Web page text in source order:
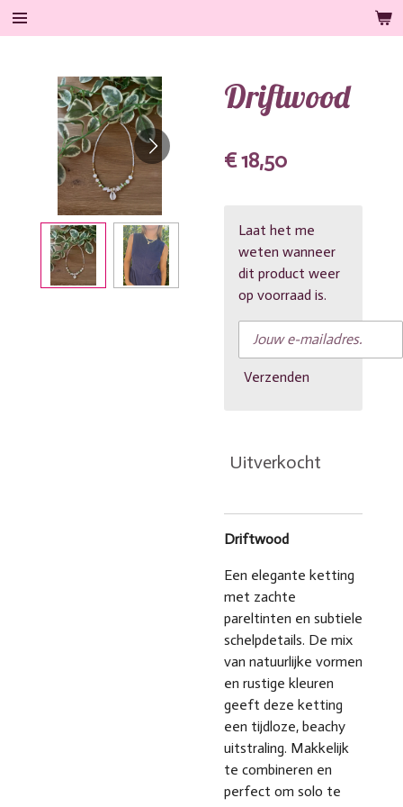
Ga
direct
hoofdinhoud
Driftwood
€ 18,50
Laat het me
weten wanneer
dit product weer
op voorraad is.
Verzenden
Uitverkocht
Driftwood
Een elegante ketting
met zachte
pareltinten en subtiele
schelpdetails. De mix
van natuurlijke vormen
en rustige kleuren
geeft deze ketting
een tijdloze, beachy
uitstraling. Makkelijk
te combineren en
perfect om solo te